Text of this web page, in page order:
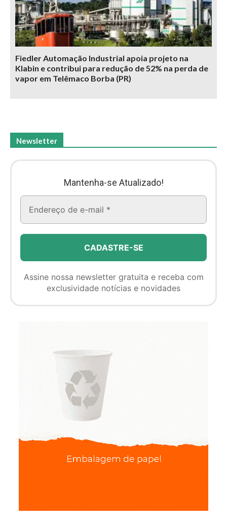
Fiedler Automação Industrial apoia projeto na
Klabin e contribui para redução de 52% na perda de
vapor em Telêmaco Borba (PR)
Newsletter
Mantenha-se Atualizado!
Assine nossa newsletter gratuita e receba com
exclusividade notícias e novidades